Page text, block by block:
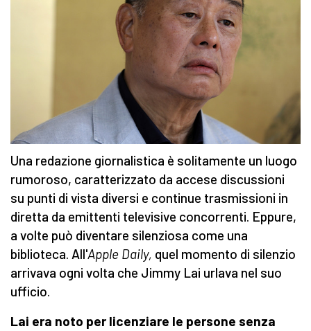
Una redazione giornalistica è solitamente un luogo
rumoroso, caratterizzato da accese discussioni
su punti di vista diversi e continue trasmissioni in
diretta da emittenti televisive concorrenti. Eppure,
a volte può diventare silenziosa come una
biblioteca. All'Apple Daily, quel momento di silenzio
arrivava ogni volta che Jimmy Lai urlava nel suo
ufficio.
Lai era noto per licenziare le persone senza